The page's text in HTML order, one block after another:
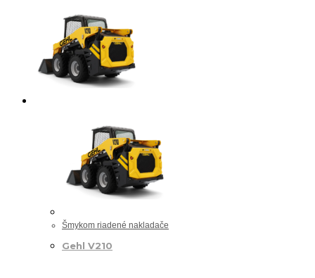
Šmykom riadené nakladače
Gehl V210